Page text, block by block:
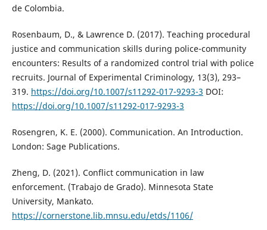
de Colombia.
Rosenbaum, D., & Lawrence D. (2017). Teaching procedural
justice and communication skills during police-community
encounters: Results of a randomized control trial with police
recruits. Journal of Experimental Criminology, 13(3), 293–
319. https://doi.org/10.1007/s11292-017-9293-3 DOI:
https://doi.org/10.1007/s11292-017-9293-3
Rosengren, K. E. (2000). Communication. An Introduction.
London: Sage Publications.
Zheng, D. (2021). Conflict communication in law
enforcement. (Trabajo de Grado). Minnesota State
University, Mankato.
https://cornerstone.lib.mnsu.edu/etds/1106/